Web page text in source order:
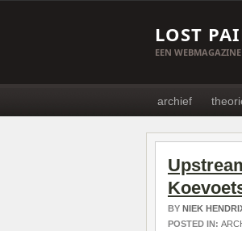
LOST
EEN
archief
BY NIEK
POSTED IN: